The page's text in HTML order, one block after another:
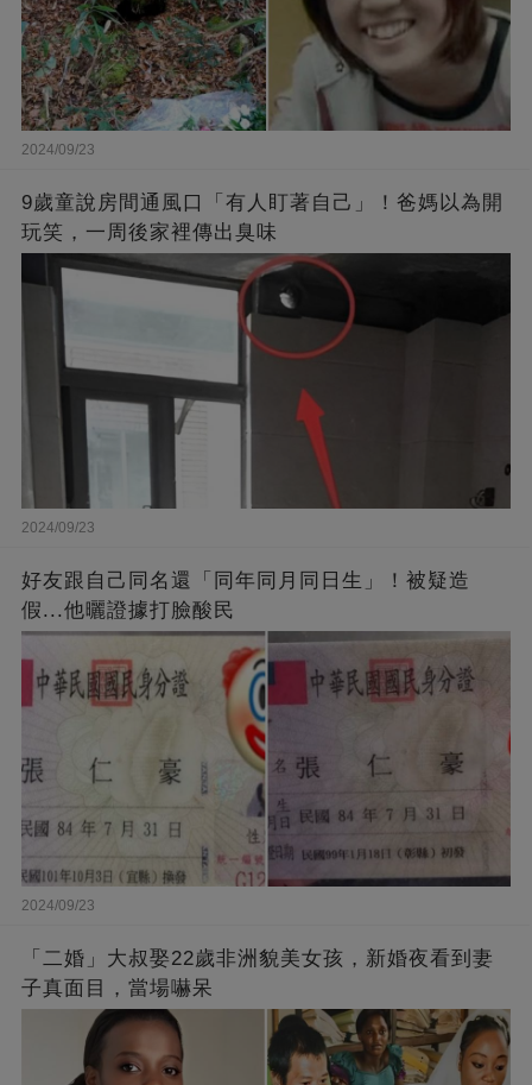
2024/09/23
9歲童說房間通風口「有人盯著自己」！爸媽以為開
玩笑，一周後家裡傳出臭味
2024/09/23
好友跟自己同名還「同年同月同日生」！被疑造
假...他曬證據打臉酸民
2024/09/23
「二婚」大叔娶22歲非洲貌美女孩，新婚夜看到妻
子真面目，當場嚇呆